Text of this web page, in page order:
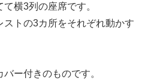
横3列の座席です。
トの3カ所をそれぞれ動かす
ー付きのものです。